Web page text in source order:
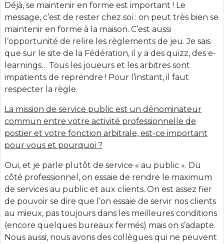
Déjà, se maintenir en forme est important ! Le
message, c’est de rester chez soi : on peut très bien se
maintenir en forme à la maison. C’est aussi
l’opportunité de relire les règlements de jeu. Je sais
que sur le site de la Fédération, il y a des quizz, des e-
learnings… Tous les joueurs et les arbitres sont
impatients de reprendre ! Pour l’instant, il faut
respecter la règle.
La mission de service public est un dénominateur
commun entre votre activité professionnelle de
postier et votre fonction arbitrale, est-ce important
pour vous et pourquoi ?
Oui, et je parle plutôt de service « au public ». Du
côté professionnel, on essaie de rendre le maximum
de services au public et aux clients. On est assez fier
de pouvoir se dire que l’on essaie de servir nos clients
au mieux, pas toujours dans les meilleures conditions
(encore quelques bureaux fermés) mais on s’adapte.
Nous aussi, nous avons des collègues qui ne peuvent